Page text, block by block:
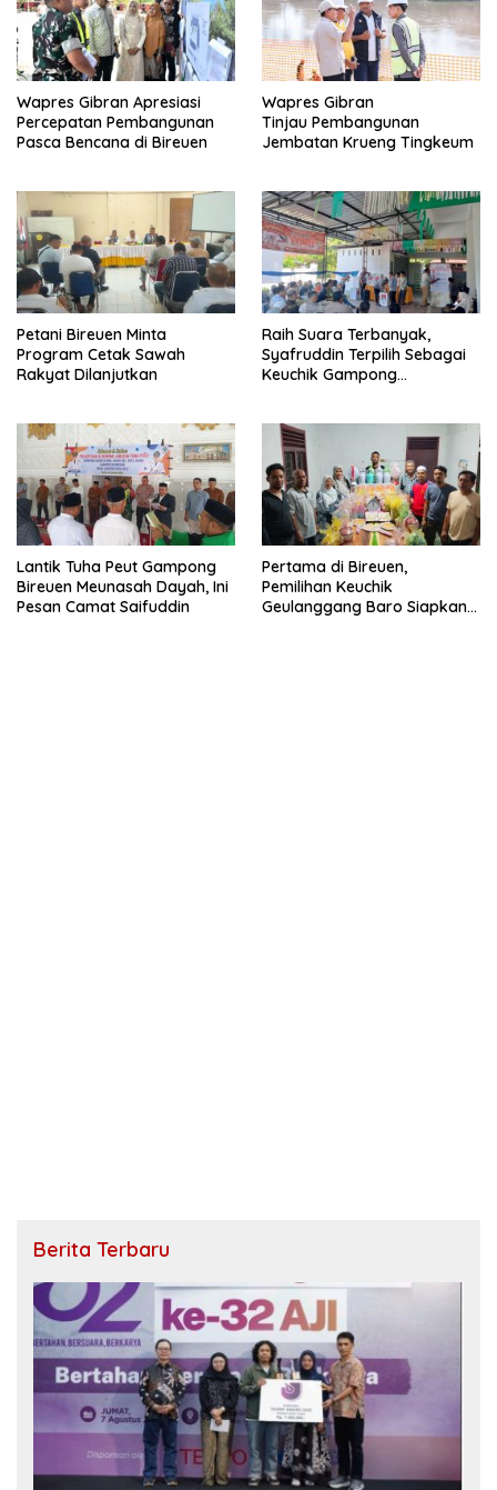
Wapres Gibran Apresiasi
Percepatan Pembangunan
Pasca Bencana di Bireuen
Wapres Gibran
Tinjau Pembangunan
Jembatan Krueng Tingkeum
Petani Bireuen Minta
Program Cetak Sawah
Rakyat Dilanjutkan
Raih Suara Terbanyak,
Syafruddin Terpilih Sebagai
Keuchik Gampong
Lantik Tuha Peut Gampong
Bireuen Meunasah Dayah, Ini
Pertama di Bireuen,
Pemilihan Keuchik
Geulanggang Baro Siapkan
Berita Terbaru